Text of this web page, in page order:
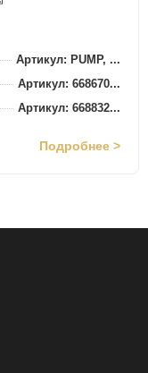
Артикул: PUMP, ...
Артикул: 668670...
Артикул: 668832...
Подробнее >